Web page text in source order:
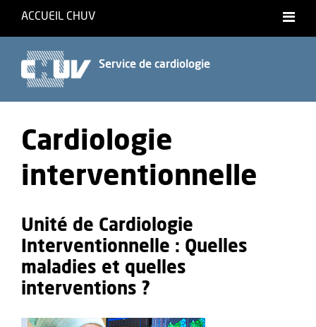
ACCUEIL CHUV
Service de cardiologie
Cardiologie
interventionnelle
Unité de Cardiologie
Interventionnelle : Quelles
maladies et quelles
interventions ?